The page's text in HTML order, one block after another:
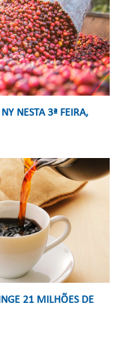
NESTA 3ª FEIRA,
21 MILHÕES DE